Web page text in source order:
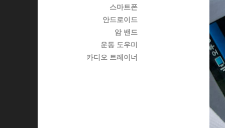
스마트폰
안드로이드
암 밴드
운동 도우미
카디오 트레이너